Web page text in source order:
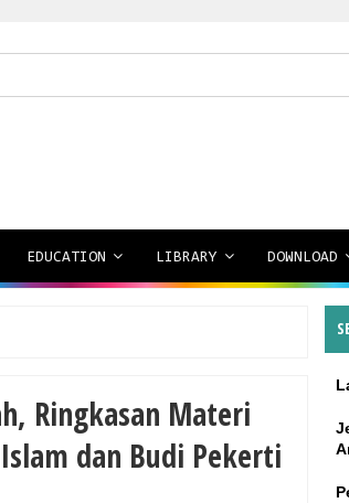
EDUCATION LIBRARY DOWNLOAD
Ringkasan Materi
dan Budi Pekerti